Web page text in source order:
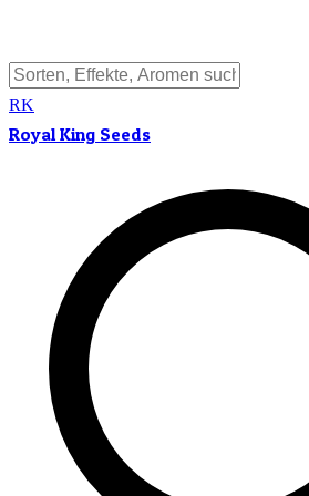
RK
Royal King Seeds